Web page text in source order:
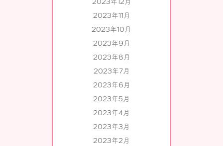
2023年11月
2023年10月
2023年9月
2023年8月
2023年7月
2023年6月
2023年5月
2023年4月
2023年3月
2023年2月